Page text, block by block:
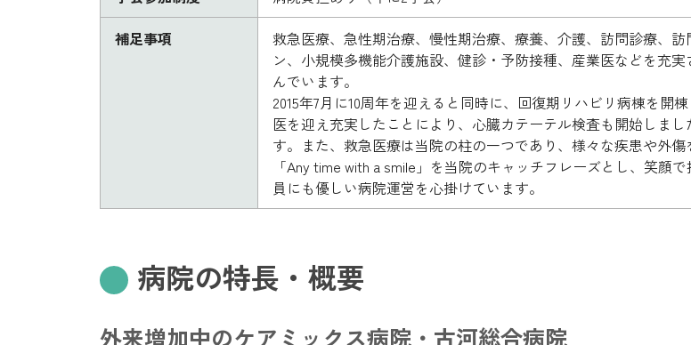
補足事項
救急医療、急性期治療、慢性期治療、療養、介護、訪問診療、
ン、小規模多機能介護施設、健診・予防接種、産業医などを充
んでいます。
2015年7月に10周年を迎えると同時に、回復期リハビリ病棟を
医を迎え充実したことにより、心臓カテーテル検査も開始しま
す。また、救急医療は当院の柱の一つであり、様々な疾患や外
「Any time with a smile」を当院のキャッチフレーズとし、笑
員にも優しい病院運営を心掛けています。
病院の特長・概要
外来増加中のケアミックス病院・古河総合病院